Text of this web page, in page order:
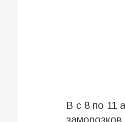
В с 8 по 11